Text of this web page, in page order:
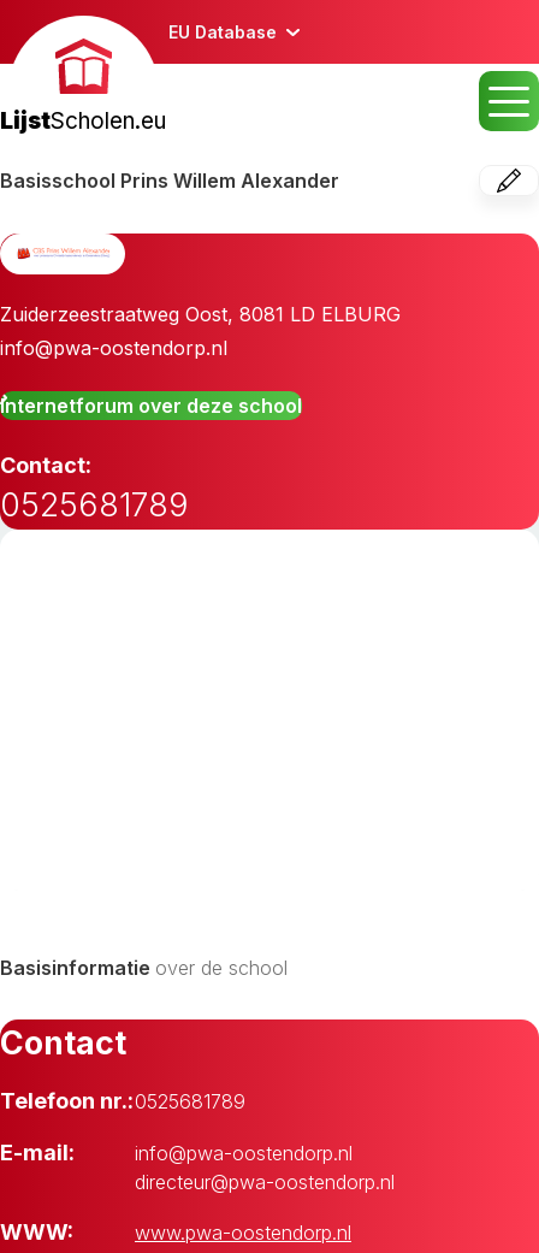
EU Database
LijstScholen.eu
Basisschool Prins Willem Alexander
Zuiderzeestraatweg Oost, 8081 LD ELBURG
info@pwa-oostendorp.nl
Internetforum over deze school
Contact:
0525681789
Basisinformatie over de school
Contact
Telefoon nr.:0525681789
E-mail:
info@pwa-oostendorp.nl
directeur@pwa-oostendorp.nl
WWW: www.pwa-oostendorp.nl